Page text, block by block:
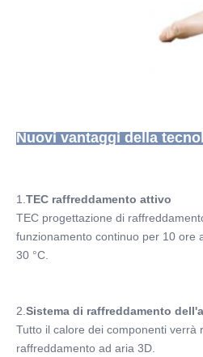
Nuovi vantaggi della
1. TEC raffreddamento attivo
TEC progettazione di
funzionamento continuo per 10 ore
30 °C.
2. Sistema di raffreddamento
Tutto il calore dei componenti verrà
raffreddamento ad aria 3D.